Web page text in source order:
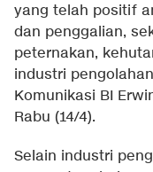
yang telah positif
dan penggalian,
peternakan,
industri
Komunikasi BI
Rabu (14/4).
Selain industri